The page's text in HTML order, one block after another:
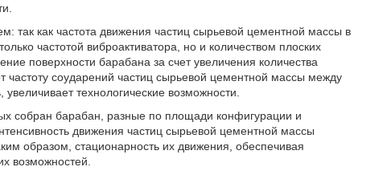
так как частота движения частиц сырьевой цементной массы в
частотой виброактиватора, но и количеством плоских
поверхности барабана за счет увеличения количества
частоту соударений частиц сырьевой цементной массы между
технологические возможности.
собран барабан, разные по площади конфигурации и
движения частиц сырьевой цементной массы
образом, стационарность их движения, обеспечивая
возможностей.